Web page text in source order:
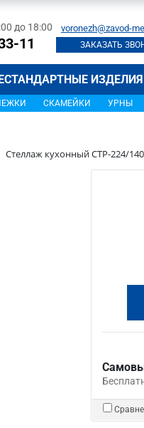
до 18:00
11
voronezh@zavod-
ЗАКАЗАТЬ
ИЗДЕЛИЯ
СКАМЕЙКИ УРНЫ
Стеллаж кухонный СТР-224/